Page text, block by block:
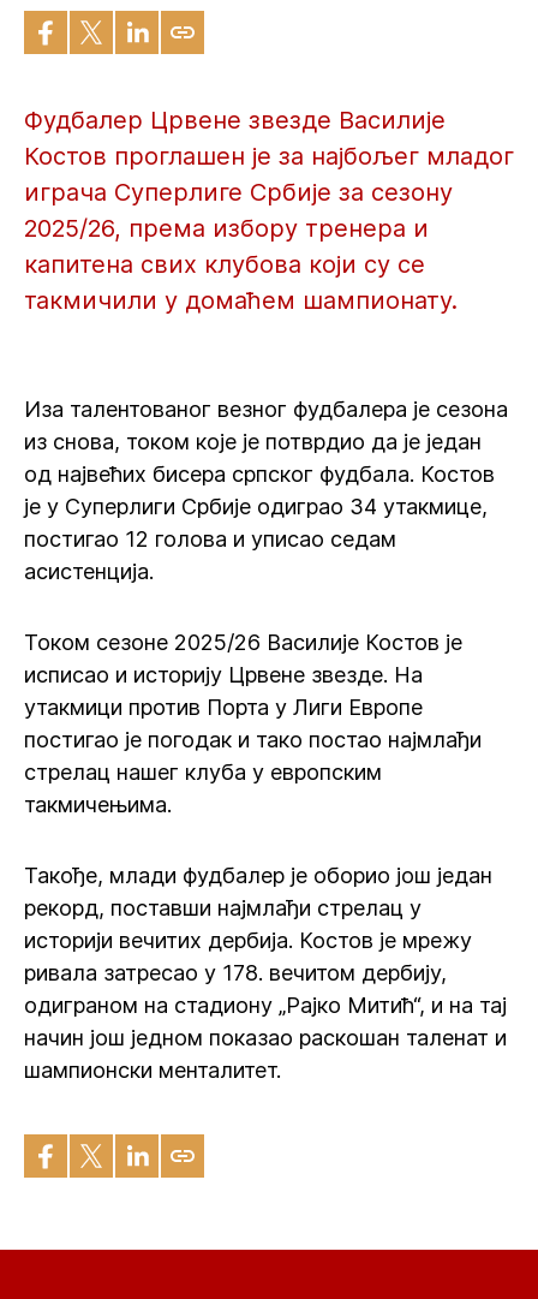
Фудбалер Црвене звезде Василије
Костов проглашен је за најбољег младог
играча Суперлиге Србије за сезону
2025/26, према избору тренера и
капитена свих клубова који су се
такмичили у домаћем шампионату.
Иза талентованог везног фудбалера је сезона
из снова, током које је потврдио да је један
од највећих бисера српског фудбала. Костов
је у Суперлиги Србије одиграо 34 утакмице,
постигао 12 голова и уписао седам
асистенција.
Током сезоне 2025/26 Василије Костов је
исписао и историју Црвене звезде. На
утакмици против Порта у Лиги Европе
постигао је погодак и тако постао најмлађи
стрелац нашег клуба у европским
такмичењима.
Такође, млади фудбалер је оборио још један
рекорд, поставши најмлађи стрелац у
историји вечитих дербија. Костов је мрежу
ривала затресао у 178. вечитом дербију,
одиграном на стадиону „Рајко Митић“, и на тај
начин још једном показао раскошан таленат и
шампионски менталитет.